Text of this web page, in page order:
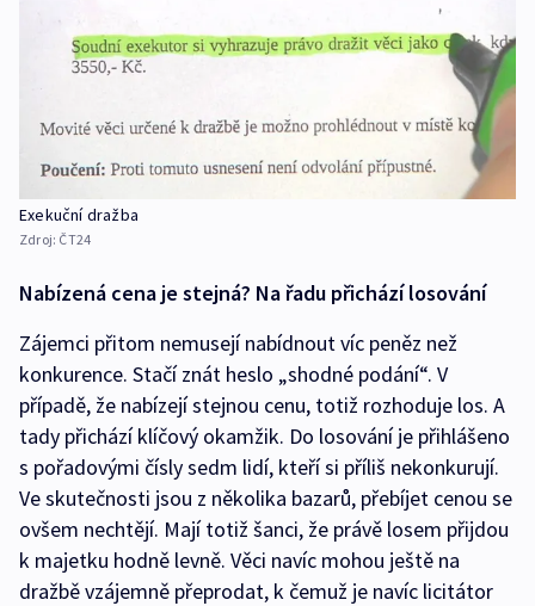
Exekuční dražba
Zdroj: ČT24
Nabízená cena je stejná? Na řadu přichází losování
Zájemci přitom nemusejí nabídnout víc peněz než
konkurence. Stačí znát heslo „shodné podání“. V
případě, že nabízejí stejnou cenu, totiž rozhoduje los. A
tady přichází klíčový okamžik. Do losování je přihlášeno
s pořadovými čísly sedm lidí, kteří si příliš nekonkurují.
Ve skutečnosti jsou z několika bazarů, přebíjet cenou se
ovšem nechtějí. Mají totiž šanci, že právě losem přijdou
k majetku hodně levně. Věci navíc mohou ještě na
dražbě vzájemně přeprodat, k čemuž je navíc licitátor